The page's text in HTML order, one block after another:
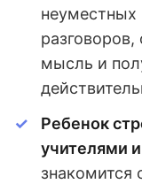
разговоров,
мысль и
Ребенок
учителями